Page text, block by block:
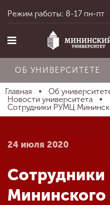
Главная
Абитуриенту
Режим работы: 8-17 пн-пт
ОБ УНИВЕРСИТЕТЕ
Главная
Об
Новости университета
Сотрудники РУМЦ
24 июля 2020
Мининского